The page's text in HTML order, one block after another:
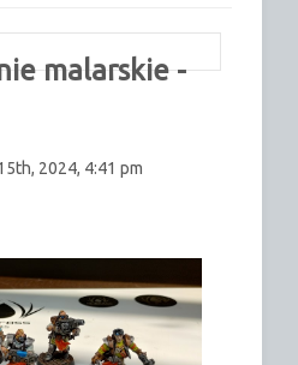
malarskie -
2024, 4:41 pm